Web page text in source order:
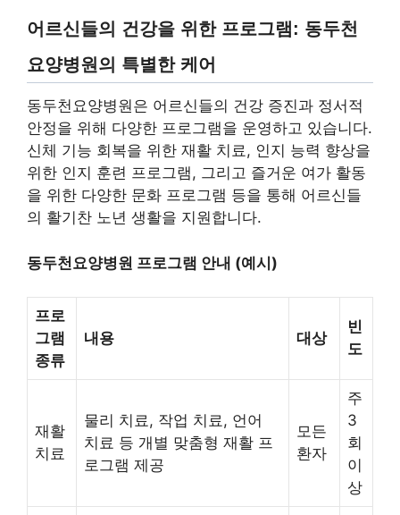
어르신들의 건강을 위한 프로그램: 동두천
요양병원의 특별한 케어
동두천요양병원은 어르신들의 건강 증진과 정서적
안정을 위해 다양한 프로그램을 운영하고 있습니다.
신체 기능 회복을 위한 재활 치료, 인지 능력 향상을
위한 인지 훈련 프로그램, 그리고 즐거운 여가 활동
을 위한 다양한 문화 프로그램 등을 통해 어르신들
의 활기찬 노년 생활을 지원합니다.
동두천요양병원 프로그램 안내 (예시)
프로
그램
종류
내용 대상
빈
도
재활
치료
물리 치료, 작업 치료, 언어
치료 등 개별 맞춤형 재활 프
로그램 제공
모든
환자
주
3
회
이
상